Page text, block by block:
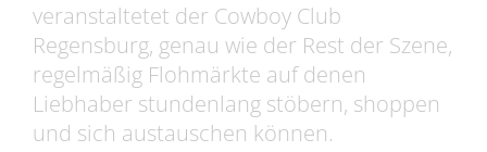
veranstaltetet der Cowboy Club
Regensburg, genau wie der Rest der Szene,
regelmäßig Flohmärkte auf denen
Liebhaber stundenlang stöbern, shoppen
und sich austauschen können.